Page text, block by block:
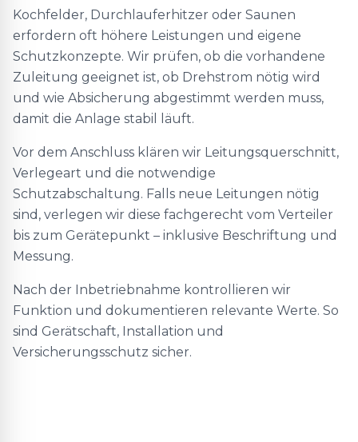
Kochfelder, Durchlauferhitzer oder Saunen
erfordern oft höhere Leistungen und eigene
Schutzkonzepte. Wir prüfen, ob die vorhandene
Zuleitung geeignet ist, ob Drehstrom nötig wird
und wie Absicherung abgestimmt werden muss,
damit die Anlage stabil läuft.
Vor dem Anschluss klären wir Leitungsquerschnitt,
Verlegeart und die notwendige
Schutzabschaltung. Falls neue Leitungen nötig
sind, verlegen wir diese fachgerecht vom Verteiler
bis zum Gerätepunkt – inklusive Beschriftung und
Messung.
Nach der Inbetriebnahme kontrollieren wir
Funktion und dokumentieren relevante Werte. So
sind Gerätschaft, Installation und
Versicherungsschutz sicher.